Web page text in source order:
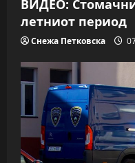
ВИДЕО:
летниот период
Снежа Петковска